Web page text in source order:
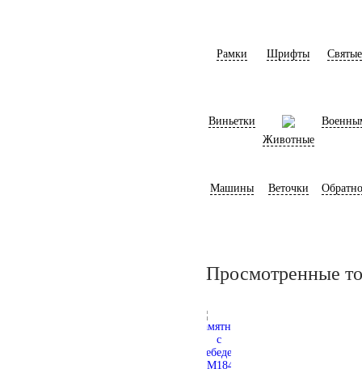
Рамки Шрифты Святые
Виньетки
Животные
Машины Веточки
Просмотренные